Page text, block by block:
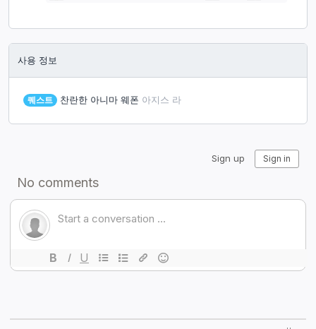
사용 정보
퀘스트 찬란한 아니마 웨폰 아지스 라